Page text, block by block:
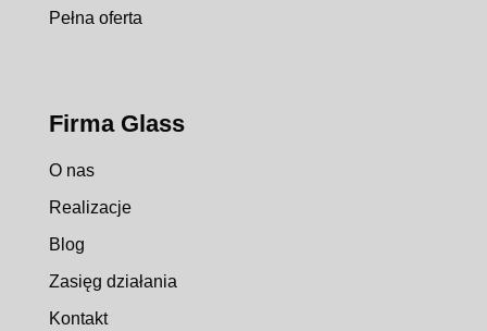
Pełna oferta
Firma Glass
O nas
Realizacje
Blog
Zasięg działania
Kontakt